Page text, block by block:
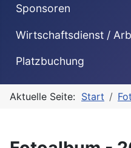
Sponsoren
Wirtschaftsdienst /
Platzbuchung
Aktuelle Seite: Start